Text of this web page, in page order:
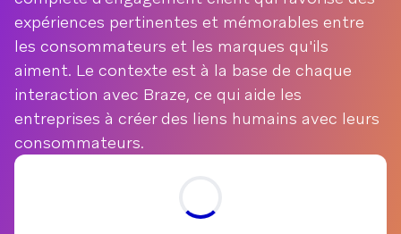
expériences pertinentes et mémorables entre
les consommateurs et les marques qu'ils
aiment. Le contexte est à la base de chaque
interaction avec Braze, ce qui aide les
entreprises à créer des liens humains avec leurs
consommateurs.